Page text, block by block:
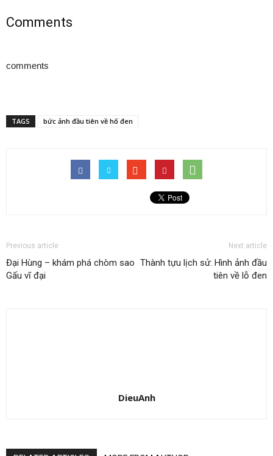
Comments
comments
TAGS bức ảnh đầu tiên về hố đen
Previous article
Đại Hùng – khám phá chòm sao
Gấu vĩ đại
Next article
Thành tựu lịch sử: Hình ảnh đầu
tiên về lỗ đen
DieuAnh